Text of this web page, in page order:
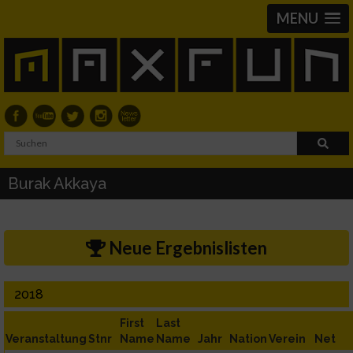
MENU
Burak Akkaya
Neue Ergebnislisten
2018
Veranstaltung Stnr
First
Name
Last
Name
Jahr NationVerein Net